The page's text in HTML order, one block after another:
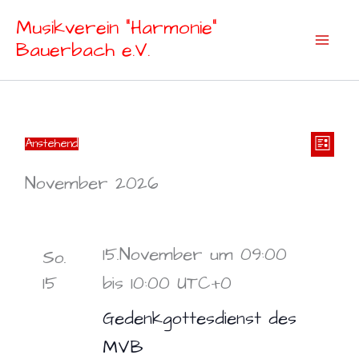
Inhalt
Musikverein "Harmonie"
Bauerbach e.V.
Veranstaltungen Liste
Anstehend
wählen.
November 2026
So.
15
Gedenkgottesdienst des
MVB
15.November um 09:00
bis10:00 UTC+0